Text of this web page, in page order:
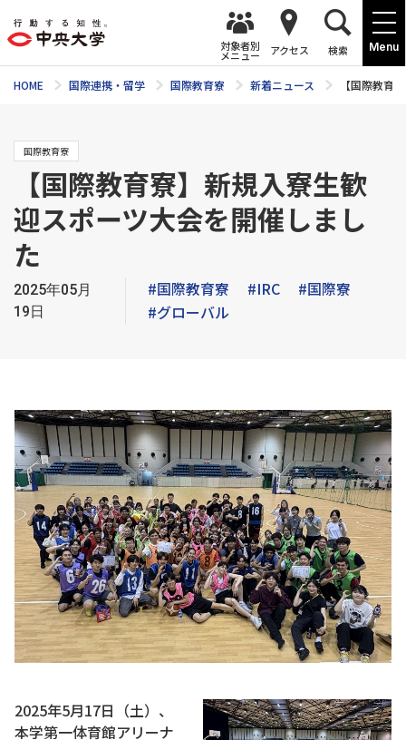
Menu
対象者別
メニュー アクセス 検索
HOME 国際連携・留学 国際教育寮 新着ニュース 【国際教育
国際教育寮
【国際教育寮】新規入寮生歓
迎スポーツ大会を開催しまし
た
2025年05月
19日
#国際教育寮 #IRC
#国際寮
#グローバル
2025年5月17日（土）、
本学第一体育館アリーナ